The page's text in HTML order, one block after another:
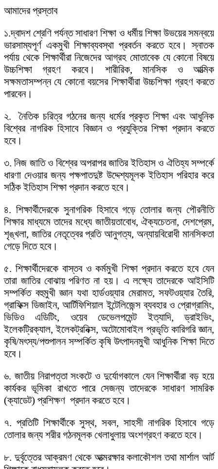
আমাদের প্রস্তাব
১.দ্বাদশ শ্রেণি পর্যন্ত সাধারণ শিক্ষা ও ধর্মীয় শিক্ষা উভয়ের সমন্বয়ে
ভারসাম্যপূর্ণ একমুখী শিক্ষাব্যবস্থা প্রবর্তন করতে হবে। স্নাতক
পর্যায় থেকে শিক্ষার্থীরা নিজেদের আগ্রহ মোতাবেক যে কোনো বিষয়ে
উচ্চশিক্ষা গ্রহণ করবে। শারীরিক, মানসিক ও আত্মিক
সক্ষমতাসম্পন্ন যে কোনো বয়সের শিক্ষার্থীরা উচ্চশিক্ষা গ্রহণ করতে
পারবেন।
২. নৈতিক চরিত্র গঠনের জন্য ধর্মের প্রকৃত শিক্ষা এবং আধুনিক
বিশ্বের নাগরিক হিসাবে বিজ্ঞান ও প্রযুক্তির শিক্ষা প্রদান করতে
হবে।
৩. নিজ জাতি ও বিশ্বের অপরাপর জাতির ইতিহাস ও ঐতিহ্য সম্পর্কে
ধারণা দেওয়ার জন্য পক্ষপাতদুষ্ট উদ্দেশ্যমূলক ইতিহাস পরিহার করে
সঠিক ইতিহাস শিক্ষা প্রদান করতে হবে।
৪. শিক্ষার্থীদেরকে সুনাগরিক হিসাবে গড়ে তোলার জন্য পৌরনীতি
শিক্ষার মাধ্যমে তাদের মধ্যে জাতীয়তাবোধ, ঐক্যচেতনা, দেশপ্রেম,
শৃঙ্খলা, জাতির নেতৃত্বের প্রতি আনুগত্য, অন্যায়বিরোধী মানসিকতা
গেড়ে দিতে হবে।
৫. শিক্ষার্থীদেরকে বাস্তব ও কর্মমুখী শিক্ষা প্রদান করতে হবে যেন
তারা জাতির বোঝায় পরিণত না হয়। এ লক্ষ্যে তাদেরকে আইসিটি
সম্পর্কিত বহুমুখী জ্ঞান যথা হার্ডওয়্যার মেরামত, সফটওয়্যার তৈরি,
গ্রাফিক্স ডিজাইন, আর্টিফিশিয়াল ইন্টেলিজেন্স ব্যবহার ও প্রোগ্রামিং,
ভিডিও এডিটিং, ওয়েব ডেভেলপমেন্ট ইত্যাদি, ড্রাইভিং,
ইলেকট্রিক্যাল, ইলেকট্রনিক্স, অটোমোবাইল প্রভৃতি কারিগরি জ্ঞান,
কৃষি/মৎস্য/পশুপালন সম্পর্কিত কৃষি উৎপাদনমুখী আধুনিক শিক্ষা দিতে
হবে।
৬. জাতীয় নিরাপত্তা সংকটে ও দুর্যোগকালে যেন শিক্ষার্থীরা বড় হয়ে
কার্যকর ভূমিকা রাখতে পারে সেজন্য তাদেরকে সাধারণ সামরিক
(ক্যাডেট) প্রশিক্ষণ প্রদান করতে হবে।
৭. প্রতিটি শিক্ষার্থীকে সুস্থ, সবল, সাহসী নাগরিক হিসাবে গড়ে
তোলার জন্য শরীর গঠনমূলক খেলাধুলায় অংশগ্রহণ করতে হবে।
৮. দুর্বৃত্তের আক্রমণ থেকে আত্মরক্ষার কলাকৌশল তথা মার্শাল আর্ট